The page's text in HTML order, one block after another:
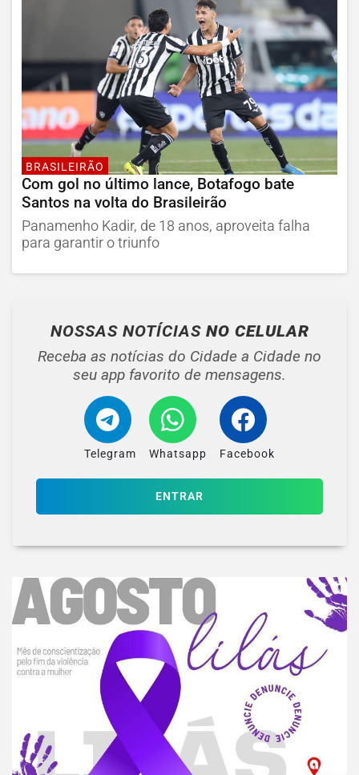
BRASILEIRÃO
Com gol no último lance, Botafogo bate
Santos na volta do Brasileirão
Panamenho Kadir, de 18 anos, aproveita falha
para garantir o triunfo
NOSSAS NOTÍCIAS NO CELULAR
Receba as notícias do Cidade a Cidade no
seu app favorito de mensagens.
Telegram Whatsapp Facebook
ENTRAR